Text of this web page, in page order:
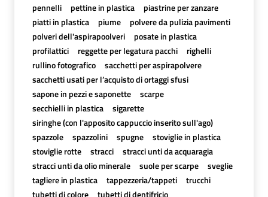
pennelli
pettine in plastica
piastrine per zanzare
piatti in plastica
piume
polvere da pulizia pavimenti
polveri dell'aspirapoolveri
posate in plastica
profilattici
reggette per legatura pacchi
righelli
rullino fotografico
sacchetti per aspirapolvere
sacchetti usati per l’acquisto di ortaggi sfusi
sapone in pezzi e saponette
scarpe
secchielli in plastica
sigarette
siringhe (con l'apposito cappuccio inserito sull'ago)
spazzole
spazzolini spugne
stoviglie in plastica
stoviglie rotte
stracci
stracci unti da acquaragia
stracci unti da olio minerale
suole per scarpe
sveglie
tagliere in plastica
tappezzeria/tappeti
trucchi
tubetti di colore
tubetti di dentifricio